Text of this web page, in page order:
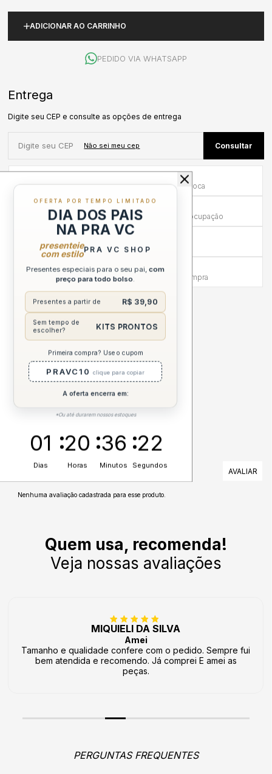
ADICIONAR AO CARRINHO
PEDIDO VIA WHATSAPP
Frete por nossa conta na primeira troca
Troca em até 30 dias
Mais tempo para experimentar sem preocupação
Compra sem Risco
7 dias para reembolso integral
Atendimento Humanizado
Via WhatsApp antes e depois da compra
DESCRIÇÃO COMPLETA
ESPECIFICAÇÕES
CUIDADOS
AVALIAÇÕES
Nenhuma avaliação cadastrada para esse produto.
Quem usa, recomenda!
Veja nossas avaliações
MIQUIELI DA SILVA
Amei
Tamanho e qualidade confere com o pedido. Sempre fui
bem atendida e recomendo. Já comprei E amei as
peças.
PERGUNTAS FREQUENTES
OFERTA POR TEMPO LIMITADO
DIA DOS PAIS
NA PRA VC
presenteie
com estiloPRA VC SHOP
Presentes especiais para o seu pai, com
preço para todo bolso.
Presentes a partir de R$ 39,90
Sem tempo de
escolher?
KITS PRONTOS
Primeira compra? Use o cupom
PRAVC10 clique para copiar
A oferta encerra em:
*Ou até durarem nossos estoques
01
Dias
20
Horas
36
Minutos
22
Segundos